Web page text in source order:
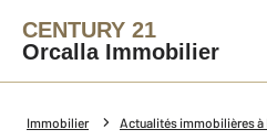
CENTURY 21
Orcalla Immobilier
Immobilier Actualités immobilières à